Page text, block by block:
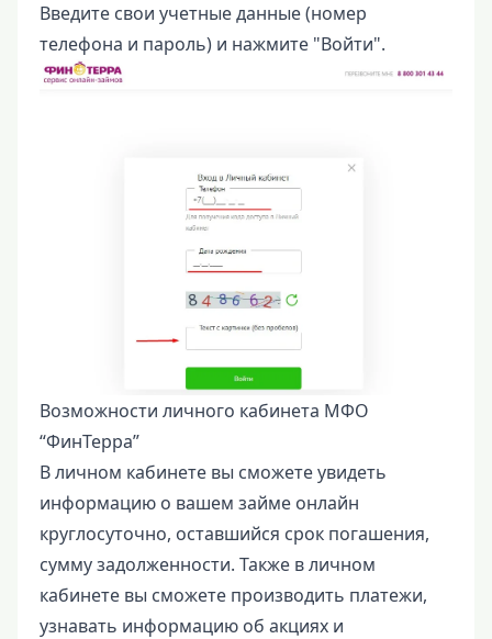
Введите свои учетные данные (номер
телефона и пароль) и нажмите "Войти".
Возможности личного кабинета МФО
“ФинТерра”
В личном кабинете вы сможете увидеть
информацию о вашем займе онлайн
круглосуточно, оставшийся срок погашения,
сумму задолженности. Также в личном
кабинете вы сможете производить платежи,
узнавать информацию об акциях и